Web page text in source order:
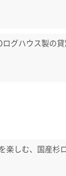
グハウス製の
楽しむ、国産杉